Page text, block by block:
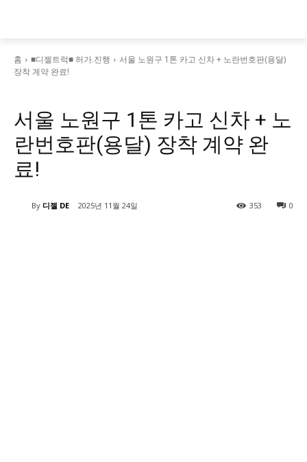
홈 ■디젤트럭■ 허가.진행
서울 노원구 1톤 카고 신차 + 노란번호판(용달)
장착 계약 완료!
서울 노원구 1톤 카고 신차 + 노
란번호판(용달) 장착 계약 완
료!
By 디젤 DE 2025년 11월 24일 0
353